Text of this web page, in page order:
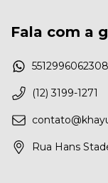
Fala com a
5512996062308
(12) 3199-1271
Rua Hans